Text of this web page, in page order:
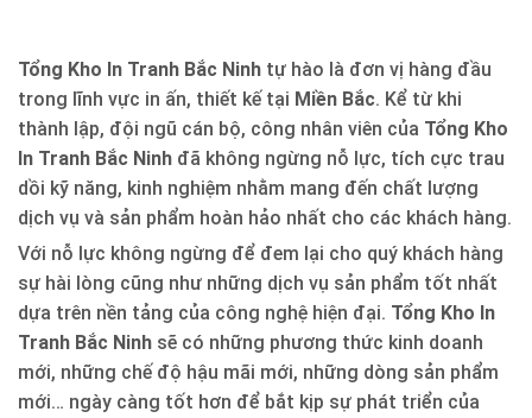
Tổng Kho In Tranh Bắc Ninh tự hào là đơn vị hàng đầu
trong lĩnh vực in ấn, thiết kế tại Miền Bắc. Kể từ khi
thành lập, đội ngũ cán bộ, công nhân viên của Tổng Kho
In Tranh Bắc Ninh đã không ngừng nỗ lực, tích cực trau
dồi kỹ năng, kinh nghiệm nhằm mang đến chất lượng
dịch vụ và sản phẩm hoàn hảo nhất cho các khách hàng.
Với nỗ lực không ngừng để đem lại cho quý khách hàng
sự hài lòng cũng như những dịch vụ sản phẩm tốt nhất
dựa trên nền tảng của công nghệ hiện đại. Tổng Kho In
Tranh Bắc Ninh sẽ có những phương thức kinh doanh
mới, những chế độ hậu mãi mới, những dòng sản phẩm
mới… ngày càng tốt hơn để bắt kịp sự phát triển của